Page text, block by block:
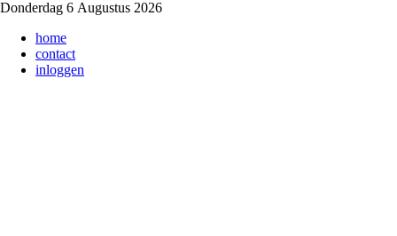
Donderdag 6 Augustus 2026
home
contact
inloggen